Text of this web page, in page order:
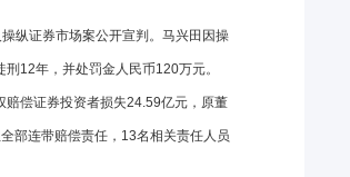
纵证券市场案公开宣判。马兴田因操
12年，并处罚金人民币120万元。
偿证券投资者损失24.59亿元，原董
部连带赔偿责任，13名相关责任人员